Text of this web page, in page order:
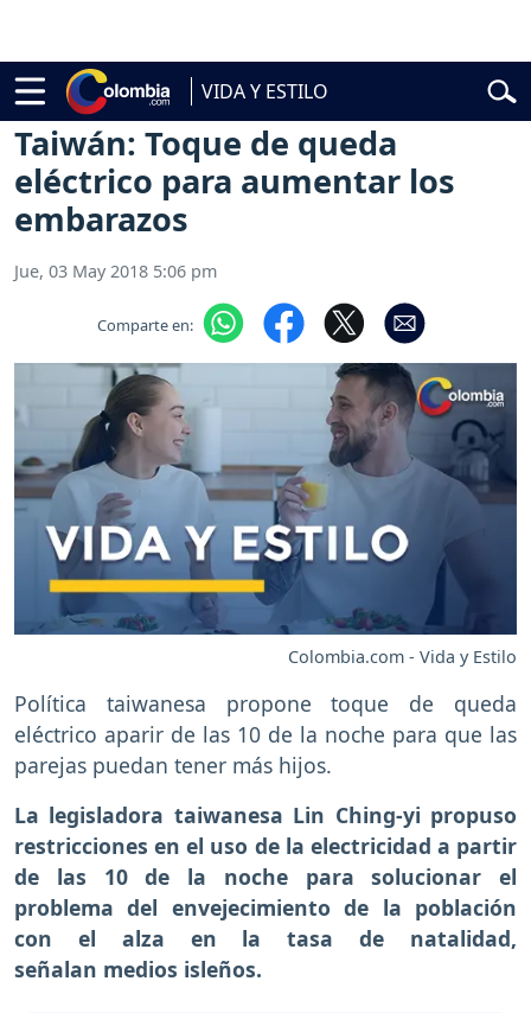
VIDA Y ESTILO
de la Espriella Vuelta a Colombia
Vida y Estilo Pareja
Taiwán: Toque de queda
eléctrico para aumentar los
embarazos
Jue, 03 May 2018 5:06 pm
Comparte en:
Colombia.com - Vida y Estilo
Política taiwanesa propone toque de queda
eléctrico aparir de las 10 de la noche para que las
parejas puedan tener más hijos.
La legisladora taiwanesa Lin Ching-yi propuso
restricciones en el uso de la electricidad a partir
de las 10 de la noche para solucionar el
problema del envejecimiento de la población
con el alza en la tasa de natalidad,
señalan medios isleños.